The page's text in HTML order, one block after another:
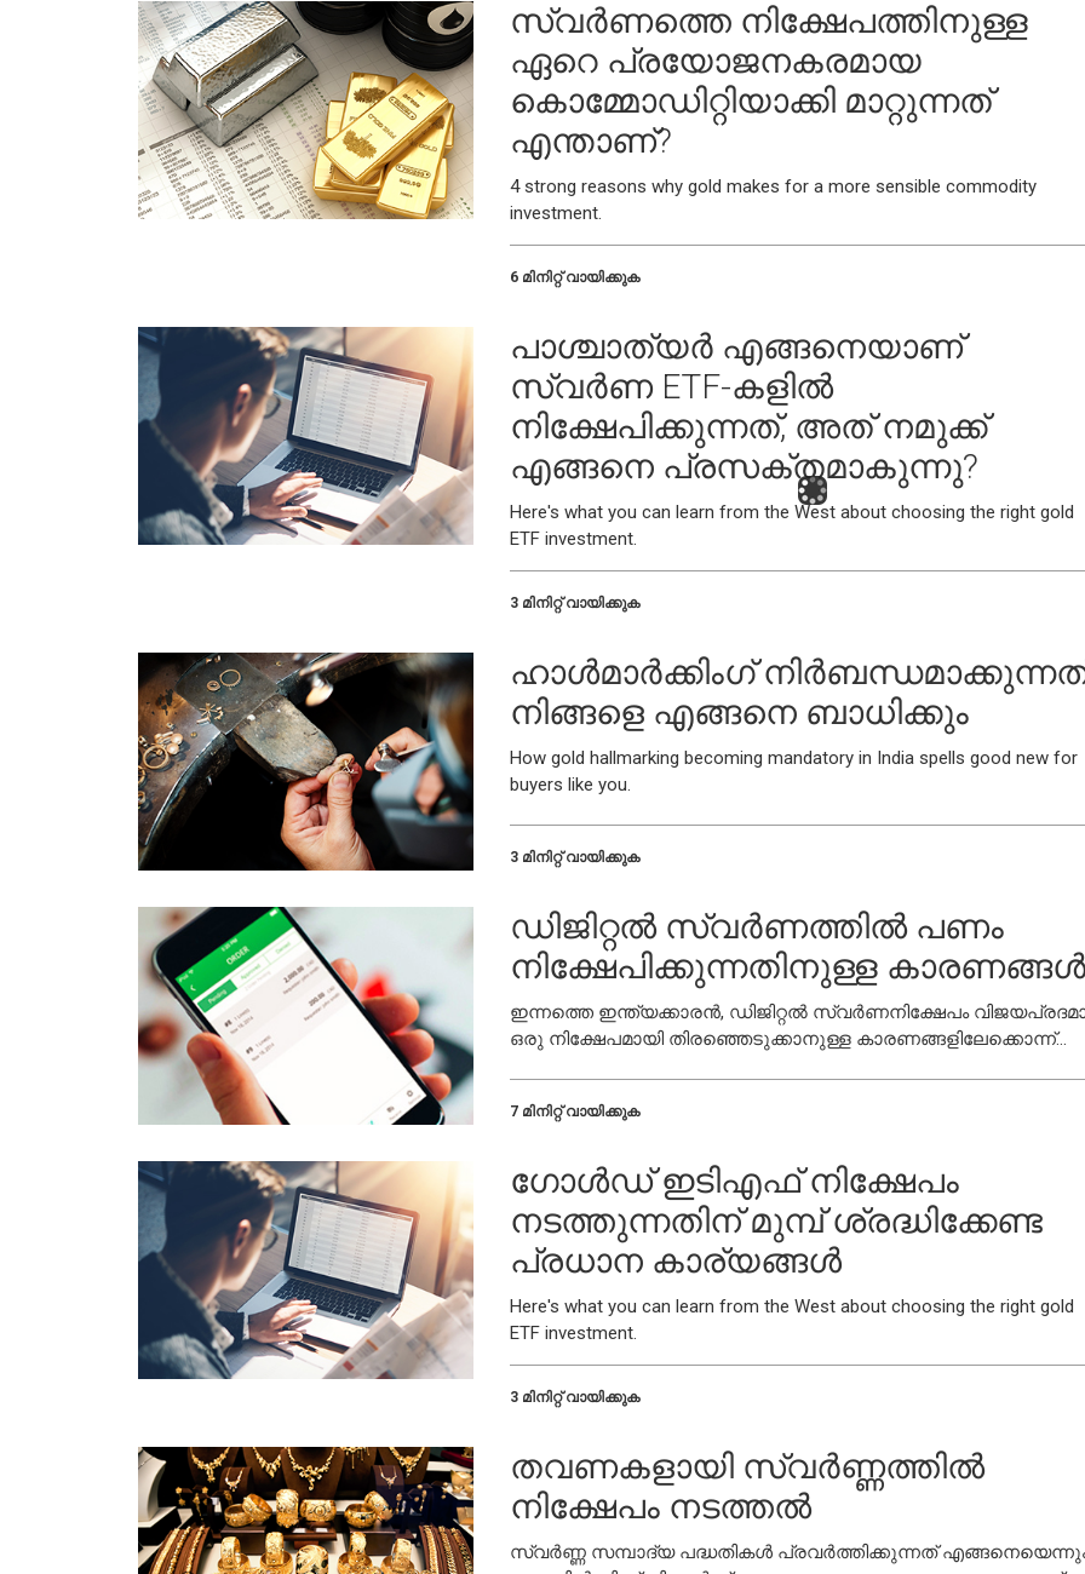
സ്വർണത്തെ നിക്ഷേപത്തിനുള്ള
ഏറെ പ്രയോജനകരമായ
കൊമ്മോഡിറ്റിയാക്കി മാറ്റുന്നത്
എന്താണ്?
4 strong reasons why gold makes for a more sensible commodity
investment.
6 മിനിറ്റ് വായിക്കുക
പാശ്ചാത്യർ എങ്ങനെയാണ്
സ്വർണ ETF-കളിൽ
നിക്ഷേപിക്കുന്നത്, അത് നമുക്ക്
എങ്ങനെ പ്രസക്തമാകുന്നു?
Here's what you can learn from the West about choosing the right gold
ETF investment.
3 മിനിറ്റ് വായിക്കുക
ഹാൾമാർക്കിംഗ്
നിങ്ങളെ എങ്ങനെ ബാധിക്കും
How gold hallmarking becoming mandatory in India spells good new for
buyers like you.
3 മിനിറ്റ് വായിക്കുക
ഡിജിറ്റൽ സ്വർണത്തിൽ പണം
നിക്ഷേപിക്കുന്നതിനുള്ള കാരണങ്ങൾ
ഇന്നത്തെ ഇന്ത്യക്കാരൻ, ഡിജിറ്റൽ സ്വർണനിക്ഷേപം
ഒരു നിക്ഷേപമായി തിരഞ്ഞെടുക്കാനുള്ള കാരണങ്ങളിലേക്കൊന്ന്
7 മിനിറ്റ് വായിക്കുക
ഗോൾഡ് ഇടിഎഫ് നിക്ഷേപം
നടത്തുന്നതിന് മുമ്പ് ശ്രദ്ധിക്കേണ്ട
പ്രധാന കാര്യങ്ങൾ
Here's what you can learn from the West about choosing the right gold
ETF investment.
3 മിനിറ്റ് വായിക്കുക
തവണകളായി സ്വർണ്ണത്തിൽ
നിക്ഷേപം നടത്തൽ
സ്വർണ്ണ സമ്പാദ്യ പദ്ധതികൾ പ്രവർത്തിക്കുന്നത്